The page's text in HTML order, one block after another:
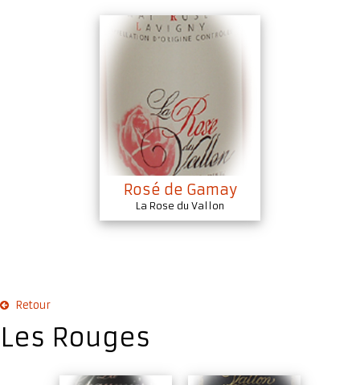
Rosé de Gamay
La Rose du Vallon
Retour
Les Rouges